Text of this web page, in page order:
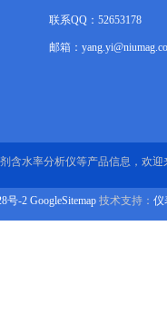
联系QQ：52653178
邮箱：
含水率分析仪等产品信息，欢迎
号-2 GoogleSitemap技术支持： 仪